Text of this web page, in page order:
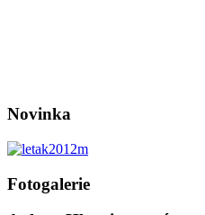
Novinka
Fotogalerie